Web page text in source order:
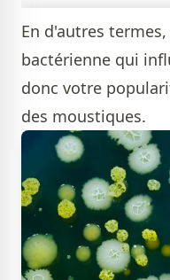
En d'autres
bactérienne qui
donc votre
des moustiques.